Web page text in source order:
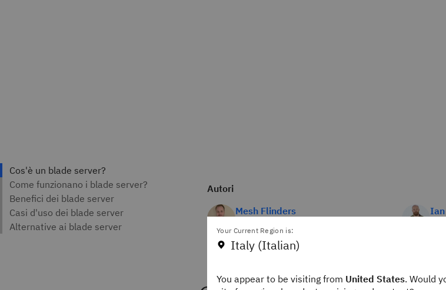
Autori
Mesh Flinders
IBM Think
Your Current Region is:
Italy (Italian)
You appear to be visiting from United States. Would